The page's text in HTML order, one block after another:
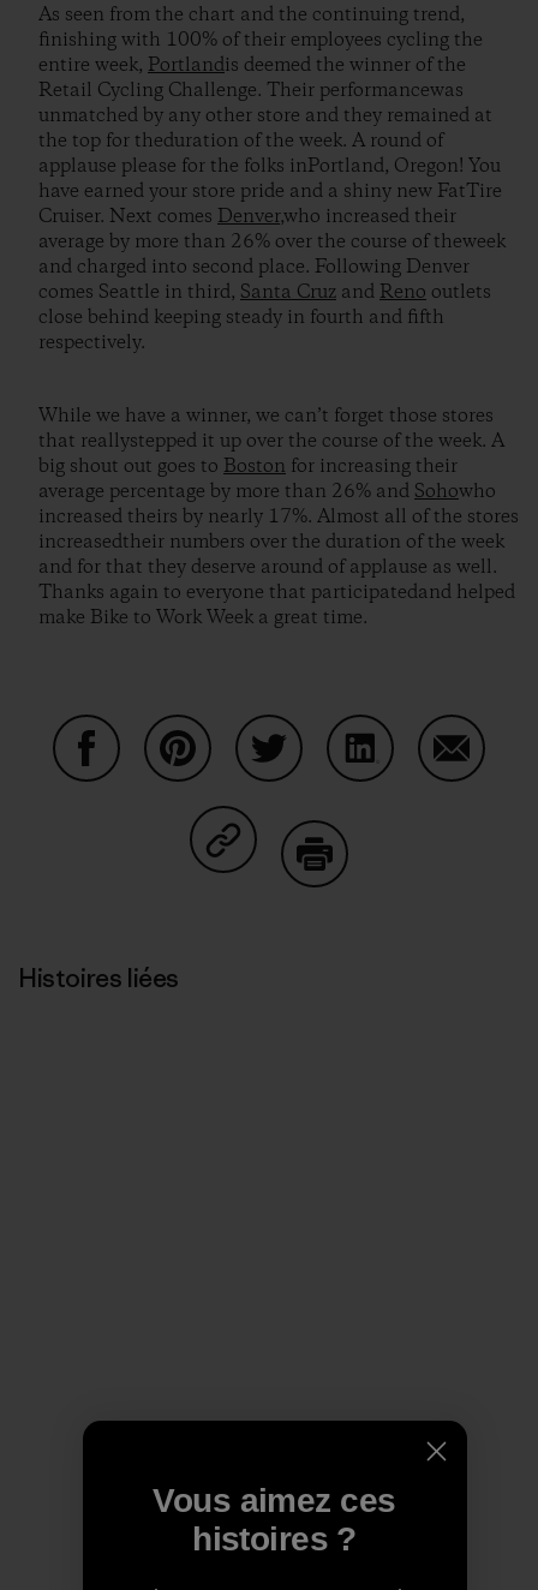
As seen from the chart and the continuing trend,
finishing with 100% of their employees cycling the
entire week, Portlandis deemed the winner of the
Retail Cycling Challenge. Their performancewas
unmatched by any other store and they remained at
the top for theduration of the week. A round of
applause please for the folks inPortland, Oregon! You
have earned your store pride and a shiny new FatTire
Cruiser. Next comes Denver,who increased their
average by more than 26% over the course of theweek
and charged into second place. Following Denver
comes Seattle in third, Santa Cruz and Reno outlets
close behind keeping steady in fourth and fifth
respectively.
While we have a winner, we can’t forget those stores
that reallystepped it up over the course of the week. A
big shout out goes to Boston for increasing their
average percentage by more than 26% and Sohowho
increased theirs by nearly 17%. Almost all of the stores
increasedtheir numbers over the duration of the week
and for that they deserve around of applause as well.
Thanks again to everyone that participatedand helped
make Bike to Work Week a great time.
Partager sur Copy Link
Histoires liées
Vous aimez ces
histoires ?